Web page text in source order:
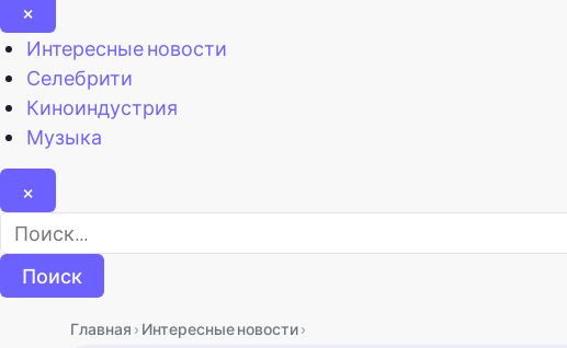
×
Закрыть
меню
Интересные новости
Селебрити
Киноиндустрия
Музыка
×
Найти:
Главная › Интересные новости›